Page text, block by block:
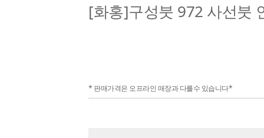
[화홍]구성붓 972 사선붓
* 판매가격은 오프라인 매장과 다를수 있습니다*